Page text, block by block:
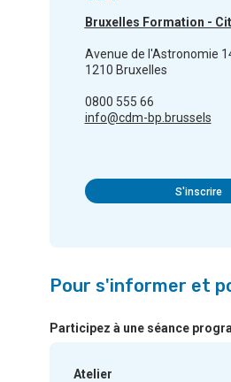
Bruxelles Formation -
Avenue de l'Astronomie
1210 Bruxelles
0800 555 66
info@cdm-bp.brussels
S'inscrire
Pour s'informer et
Participez à une séance
Atelier